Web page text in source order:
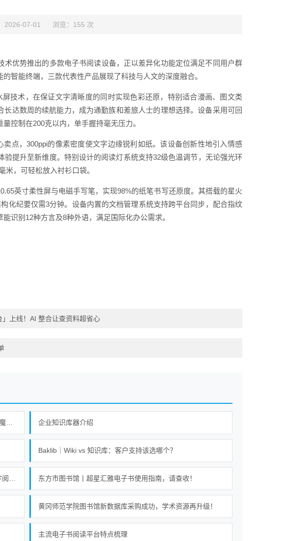
2026-07-01 浏览：155 次
优势推出的多款电子书阅读设备，正以差异化功能定位满足不同用户群
智能终端，三款代表性产品展现了科技与人文的深度融合。
技术，在保证文字清晰度的同时实现色彩还原，特别适合漫画、图文类
达数周的续航能力，成为通勤族和差旅人士的理想选择。设备采用可回
控制在200克以内，单手握持毫无压力。
点，300ppi的像素密度使文字边缘锐利如纸。该设备创新性地引入情感
提升至新维度。特别设计的阅读灯系统支持32级色温调节，无论强光环
，可轻松放入衬衫口袋。
英寸柔性屏与电磁手写笔，实现98%的纸笔书写还原度。其搭载的星火
化纪要仅需3分钟。设备内置的文档管理系统支持跨平台同步，配合指纹
识别12种方言及8种外语，满足国际化办公需求。
」上线！AI 整合让查资料超省心
活动报名 | 江苏省少儿数字图书馆系列活动 ——“新科技魔力探索营”活动 企业知识库器介绍
Baklib｜Wiki vs 知识库：客户支持该选哪个？
东方市图书馆丨超星汇雅电子书使用指南，请查收！
黄冈师范学院图书馆新数据库采购成功，学术资源再升级！
主流电子书阅读平台特点梳理